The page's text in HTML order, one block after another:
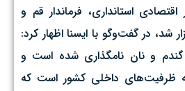
استانداری، فرماندار قم و
شد، در گفت‌وگو با ایسنا اظهار کرد:
گندم و نان نامگذاری شده است و
ظرفیت‌های داخلی کشور است که